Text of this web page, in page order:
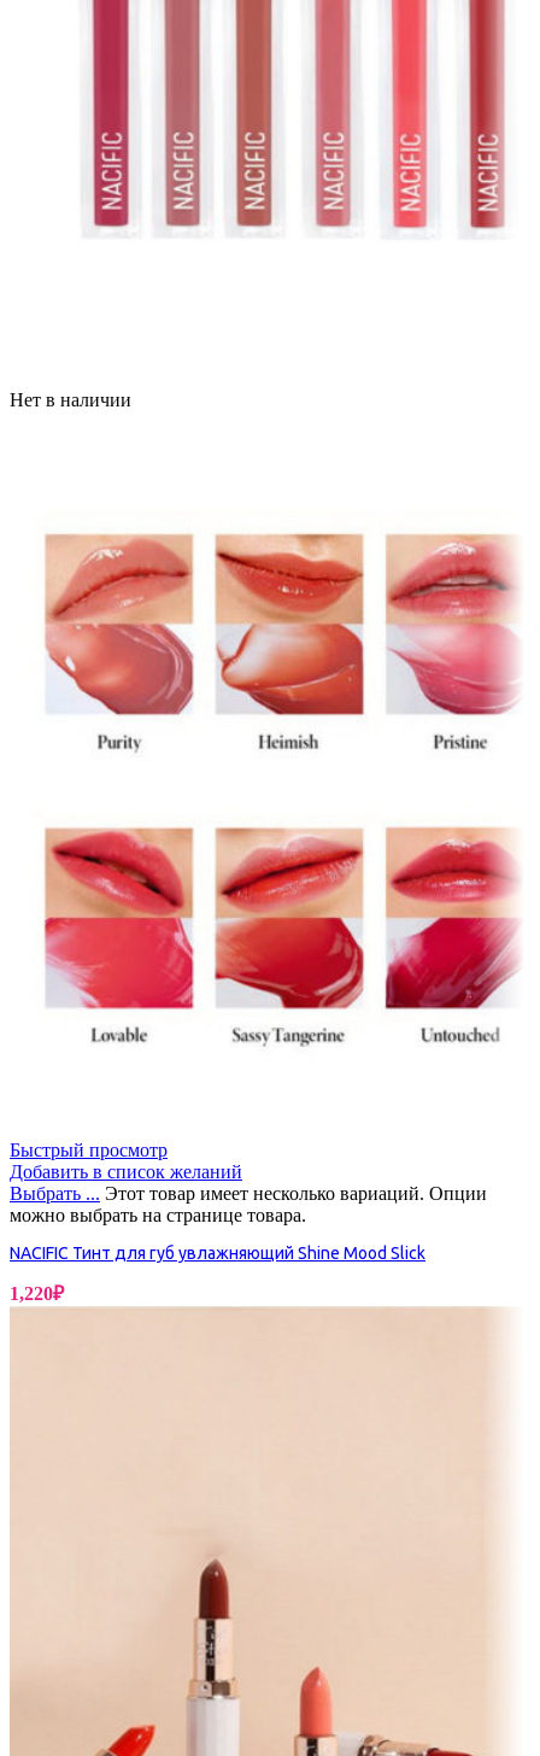
Нет в наличии
Быстрый просмотр
Добавить в список желаний
Выбрать ... Этот товар имеет несколько вариаций. Опции
можно выбрать на странице товара.
NACIFIC Тинт для губ увлажняющий Shine Mood Slick
1,220₽